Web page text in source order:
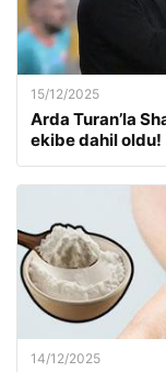
15/12/2025
Arda Turan’la
ekibe dahil oldu!
14/12/2025